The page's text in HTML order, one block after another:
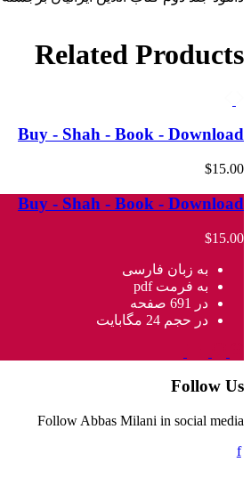
Related Products
Buy - Shah - Book - Download
$15.00
Buy - Shah - Book - Download
$15.00
به زبان فارسی
به فرمت pdf
در 691 صفحه
در حجم 24 مگابایت
Follow Us
Follow Abbas Milani in social media